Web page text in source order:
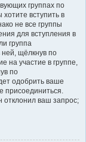
группах по
вступить в
не все группы
для вступления в
группа
щёлкнув по
на участие в группе,
по
одобрить ваше
присоединиться.
отклонил ваш запрос;